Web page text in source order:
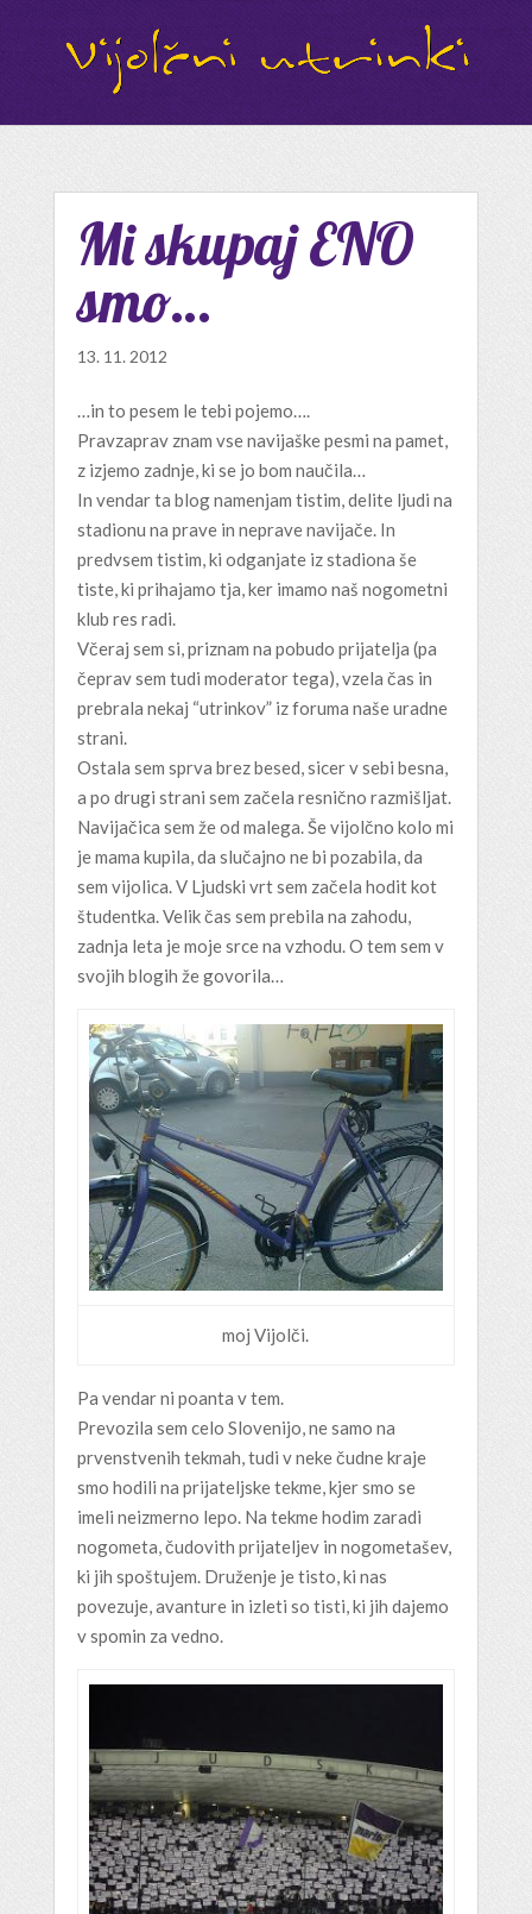
Mi skupaj ENO
smo…
13. 11. 2012
…in to pesem le tebi pojemo….
Pravzaprav znam vse navijaške pesmi na pamet,
z izjemo zadnje, ki se jo bom naučila…
In vendar ta blog namenjam tistim, delite ljudi na
stadionu na prave in neprave navijače. In
predvsem tistim, ki odganjate iz stadiona še
tiste, ki prihajamo tja, ker imamo naš nogometni
klub res radi.
Včeraj sem si, priznam na pobudo prijatelja (pa
čeprav sem tudi moderator tega), vzela čas in
prebrala nekaj “utrinkov” iz foruma naše uradne
strani.
Ostala sem sprva brez besed, sicer v sebi besna,
a po drugi strani sem začela resnično razmišljat.
Navijačica sem že od malega. Še vijolčno kolo mi
je mama kupila, da slučajno ne bi pozabila, da
sem vijolica. V Ljudski vrt sem začela hodit kot
študentka. Velik čas sem prebila na zahodu,
zadnja leta je moje srce na vzhodu. O tem sem v
svojih blogih že govorila…
moj Vijolči.
Pa vendar ni poanta v tem.
Prevozila sem celo Slovenijo, ne samo na
prvenstvenih tekmah, tudi v neke čudne kraje
smo hodili na prijateljske tekme, kjer smo se
imeli neizmerno lepo. Na tekme hodim zaradi
nogometa, čudovith prijateljev in nogometašev,
ki jih spoštujem. Druženje je tisto, ki nas
povezuje, avanture in izleti so tisti, ki jih dajemo
v spomin za vedno.